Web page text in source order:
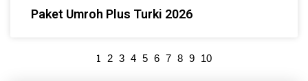
Paket Umroh Plus Turki 2026
1 2 3 4 5 6 7 8 9 10